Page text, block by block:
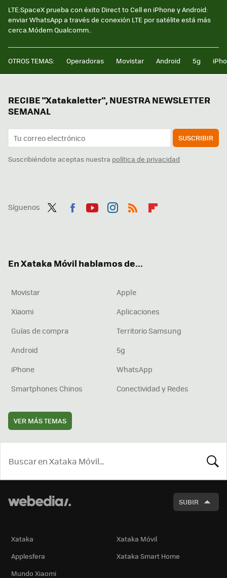
LTE:SpaceX prueba con éxito Direct to Cell en iPhone y Android:
enviar WhatsApp a través de conexión LTE por satélite está más
cerca.Módem Qualcomm..
OTROS TEMAS: Operadoras Movistar Android 5g
RECIBE "Xatakaletter", NUESTRA NEWSLETTER
SEMANAL
SUSCRIBIR
Suscribiéndote aceptas nuestra política de privacidad
Síguenos
En Xataka Móvil hablamos de...
Movistar
Apple
Xiaomi
Aplicaciones
Guías de compra
Territorio Samsung
Android
5g
iPhone
WhatsApp
Smartphones Chinos
Conectividad y Redes
VER MÁS TEMAS
SUBIR
Xataka
Xataka Móvil
Applesfera
Xataka Smart Home
Mundo Xiaomi